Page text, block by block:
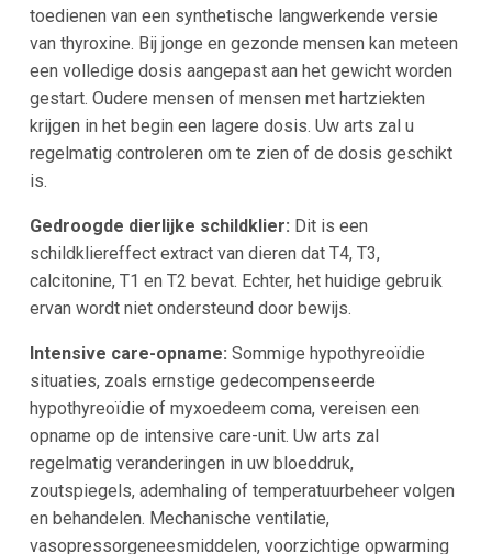
toedienen van een synthetische langwerkende versie
van thyroxine. Bij jonge en gezonde mensen kan meteen
een volledige dosis aangepast aan het gewicht worden
gestart. Oudere mensen of mensen met hartziekten
krijgen in het begin een lagere dosis. Uw arts zal u
regelmatig controleren om te zien of de dosis geschikt
is.
Gedroogde dierlijke schildklier: Dit is een
schildkliereffect extract van dieren dat T4, T3,
calcitonine, T1 en T2 bevat. Echter, het huidige gebruik
ervan wordt niet ondersteund door bewijs.
Intensive care-opname: Sommige hypothyreoïdie
situaties, zoals ernstige gedecompenseerde
hypothyreoïdie of myxoedeem coma, vereisen een
opname op de intensive care-unit. Uw arts zal
regelmatig veranderingen in uw bloeddruk,
zoutspiegels, ademhaling of temperatuurbeheer volgen
en behandelen. Mechanische ventilatie,
vasopressorgeneesmiddelen, voorzichtige opwarming